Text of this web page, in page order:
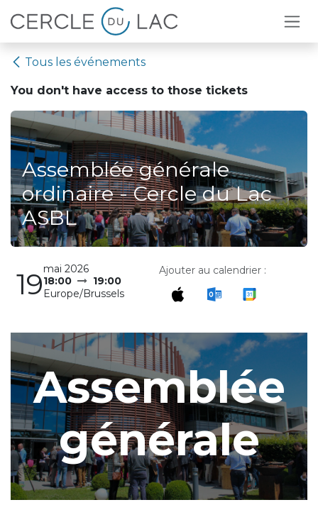
Se rendre au contenu
Tous les événements
You don't have access to those tickets
Assemblée générale
ordinaire - Cercle du Lac
ASBL
19mai 2026
18:00
19:00
Europe/Brussels
Ajouter au calendrier :
Assemblée
générale